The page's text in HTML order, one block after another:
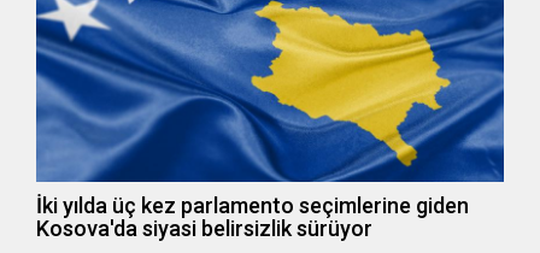
İki yılda üç kez parlamento seçimlerine giden
Kosova'da siyasi belirsizlik sürüyor